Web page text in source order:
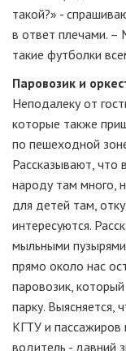
такой?» -
в ответ плечами. –
такие футболки
Паровозик и
Неподалеку от
которые также
по пешеходной
Рассказывают, что
народу там много,
для детей там,
интересуются.
мыльными
прямо около нас
паровозик,
парку. Выясняется,
КГТУ и пассажиров
водитель - давний